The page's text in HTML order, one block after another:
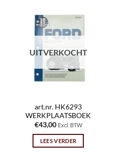
UITVERKOCHT
art.nr. HK6293
WERKPLAATSBOEK
€43,00 Excl. BTW
LEES VERDER